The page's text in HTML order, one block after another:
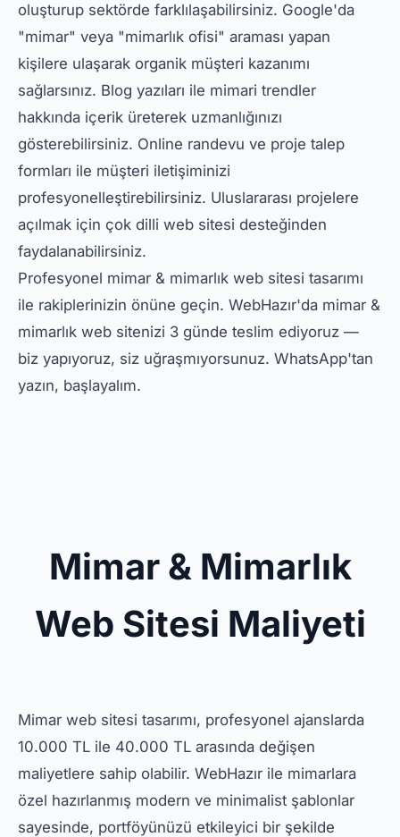
oluşturup sektörde farklılaşabilirsiniz. Google'da
"mimar" veya "mimarlık ofisi" araması yapan
kişilere ulaşarak organik müşteri kazanımı
sağlarsınız. Blog yazıları ile mimari trendler
hakkında içerik üreterek uzmanlığınızı
gösterebilirsiniz. Online randevu ve proje talep
formları ile müşteri iletişiminizi
profesyonelleştirebilirsiniz. Uluslararası projelere
açılmak için çok dilli web sitesi desteğinden
faydalanabilirsiniz.
Profesyonel mimar & mimarlık web sitesi tasarımı
ile rakiplerinizin önüne geçin. WebHazır'da mimar &
mimarlık web sitenizi 3 günde teslim ediyoruz —
biz yapıyoruz, siz uğraşmıyorsunuz. WhatsApp'tan
yazın, başlayalım.
Mimar & Mimarlık
Web Sitesi Maliyeti
Mimar web sitesi tasarımı, profesyonel ajanslarda
10.000 TL ile 40.000 TL arasında değişen
maliyetlere sahip olabilir. WebHazır ile mimarlara
özel hazırlanmış modern ve minimalist şablonlar
sayesinde, portföyünüzü etkileyici bir şekilde